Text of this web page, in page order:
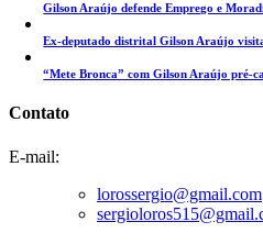
Gilson Araújo defende Emprego e
Ex-deputado distrital Gilson Araújo
“Mete Bronca” com Gilson Araújo pré-
Contato
E-mail:
lorossergio@gmail.com